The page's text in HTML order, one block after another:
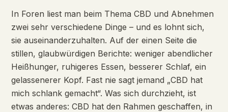
In Foren liest man beim Thema CBD und Abnehmen
zwei sehr verschiedene Dinge – und es lohnt sich,
sie auseinanderzuhalten. Auf der einen Seite die
stillen, glaubwürdigen Berichte: weniger abendlicher
Heißhunger, ruhigeres Essen, besserer Schlaf, ein
gelassenerer Kopf. Fast nie sagt jemand „CBD hat
mich schlank gemacht“. Was sich durchzieht, ist
etwas anderes: CBD hat den Rahmen geschaffen, in